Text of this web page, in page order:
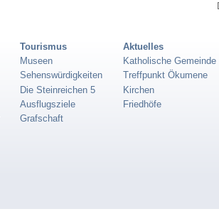
Tourismus
Museen
Sehenswürdigkeiten
Die Steinreichen 5
Ausflugsziele
Grafschaft
Aktuelles
Katholische Gemeinde
Treffpunkt Ökumene
Kirchen
Friedhöfe